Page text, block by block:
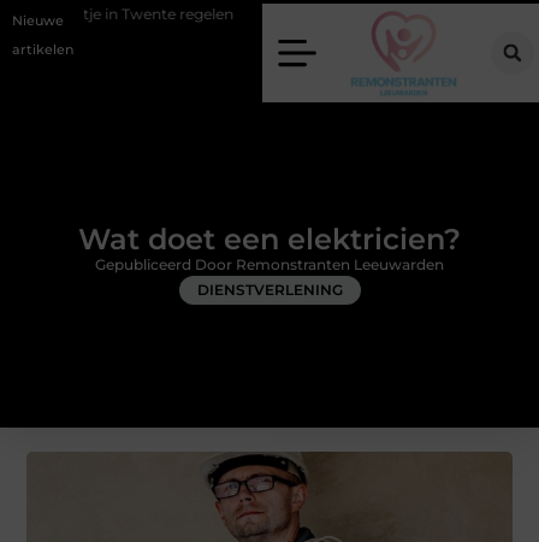
Nieuwe
artikelen
regelen Wat zero-click search betekent voor de toekomst van
Wat doet een elektricien?
DIENSTVERLENING
Gepubliceerd Door Remonstranten Leeuwarden